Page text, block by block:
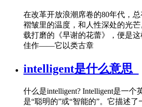
在改革开放浪潮席卷的80年代，
褶皱里的温度，和人性深处的光
载打磨的《早谢的花蕾》，便是
佳作——它以类古章
intelligent是什么意思_
什么是intelligent? Intelligent是一个
是“聪明的”或“智能的”。它描述